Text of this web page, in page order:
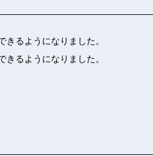
るようになりました。
るようになりました。